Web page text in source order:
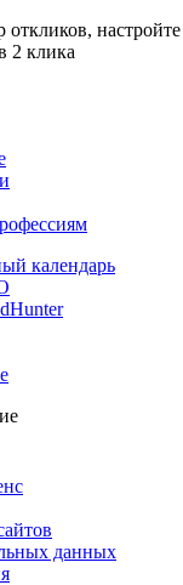
откликов,
2 клика
календарь
данных